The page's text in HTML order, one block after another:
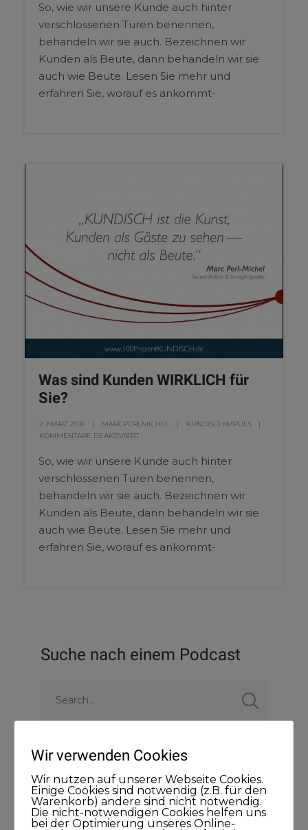
So, wie wir unsere Kunde auch hinter
verschlossenen Türen benennen,
behandeln wir sie auch. Bezeichnen wir
Kunden als Beute, dann behandeln wir sie
auch wie Beute. Lesen Sie mehr und
erfahren Sie, worauf es ankommt-
Was sind Kunden WIRKLICH für
Sie?
2. MÄRZ 2016 MARCPERLMICHEL
KUNDISCHIMPULS
KOMMENTARE DEAKTIVIERT
So, wie wir unsere Kunde auch hinter
verschlossenen Türen benennen,
behandeln wir sie auch. Bezeichnen wir
Kunden als Beute, dann behandeln wir sie
auch wie Beute. Lesen Sie mehr und
erfahren Sie, worauf es ankommt-
Suche nach einem Podcast
Newsletter
Wir verwenden Cookies
Wir nutzen auf unserer Webseite Cookies.
Einige Cookies sind notwendig (z.B. für den
Warenkorb) andere sind nicht notwendig.
Die nicht-notwendigen Cookies helfen uns
bei der Optimierung unseres Online-